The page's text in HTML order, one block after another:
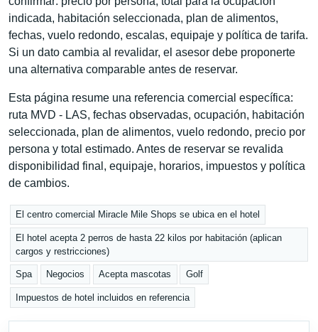
indicada, habitación seleccionada, plan de alimentos,
fechas, vuelo redondo, escalas, equipaje y política de tarifa.
Si un dato cambia al revalidar, el asesor debe proponerte
una alternativa comparable antes de reservar.
Esta página resume una referencia comercial específica:
ruta MVD - LAS, fechas observadas, ocupación, habitación
seleccionada, plan de alimentos, vuelo redondo, precio por
persona y total estimado. Antes de reservar se revalida
disponibilidad final, equipaje, horarios, impuestos y política
de cambios.
El centro comercial Miracle Mile Shops se ubica en el hotel
El hotel acepta 2 perros de hasta 22 kilos por habitación (aplican
cargos y restricciones)
Spa Negocios Acepta mascotas Golf
Impuestos de hotel incluidos en referencia